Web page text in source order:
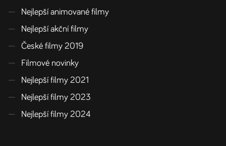
—
Nejlepší animované filmy
—
Nejlepší akční filmy
—
České filmy 2019
—
Filmové novinky
—
Nejlepší filmy 2021
—
Nejlepší filmy 2023
—
Nejlepší filmy 2024